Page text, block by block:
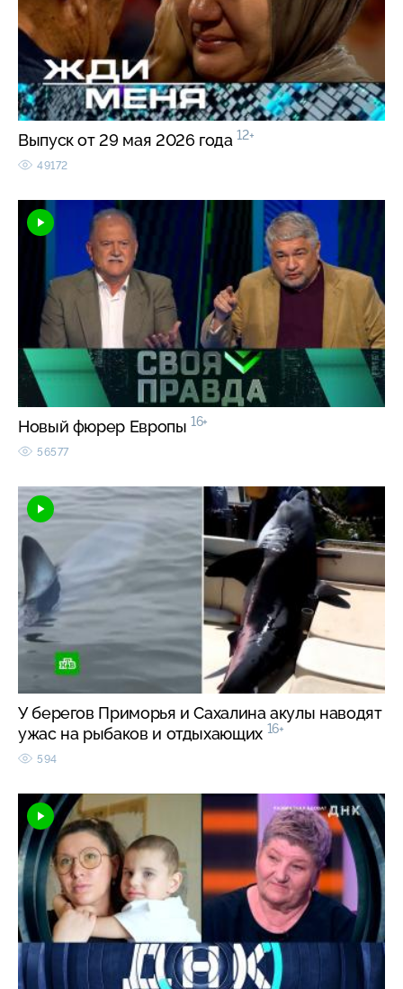
Выпуск от 29 мая 2026 года 12+
49172
Новый фюрер Европы 16+
56577
У берегов Приморья и Сахалина акулы наводят
ужас на рыбаков и отдыхающих 16+
594